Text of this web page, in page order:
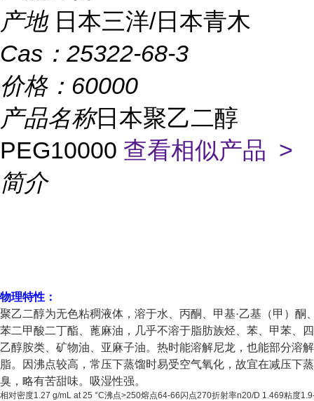
产地 日本三洋/日本青木
Cas： 25322-68-3
价格： 60000
产品名称日本聚乙二醇
PEG10000 查看相似产品 >
简介
物理特性：
聚乙二醇为无色粘稠液体，溶于水、丙酮、甲基·乙基（甲）酮
苯二甲酸二丁酯、蓖麻油，几乎不溶于脂肪族烃、苯、甲苯、
乙醇胺类、矿物油、亚麻子油。热时能溶解尼龙，也能部分溶
脂。因沸点较高，常压下蒸馏时易受空气氧化，故宜在减压下
臭，略有苦甜味。吸湿性强。
相对密度1.27 g/mL at 25 °C沸点>250熔点64-66闪点270折射率n20/D 1.469粘度